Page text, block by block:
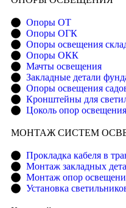
Опоры ОТ
Опоры ОГК
Опоры освещения
Опоры ОКК
Мачты освещения
Закладные детали
Опоры освещения
Кронштейны для
Цоколь опор освещения
МОНТАЖ СИСТЕМ
Прокладка кабеля в
Монтаж закладных
Монтаж опор
Установка